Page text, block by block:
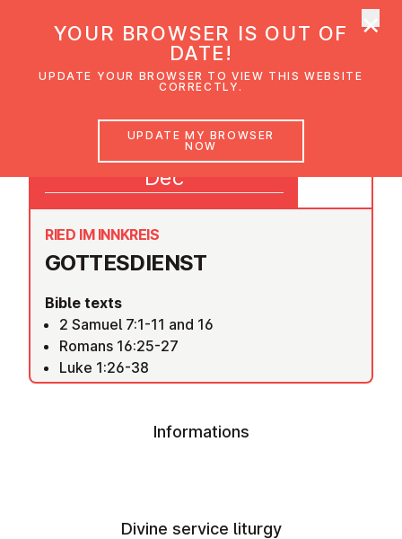
GOTTES­DI­ENST
RIED IM INNKREIS
Bible texts
2 Samuel 7:1-11 and 16
Romans 16:25-27
Luke 1:26-38
20
Dec
Informations
Divine service liturgy
YOUR BROWSER IS OUT OF
DATE!
UPDATE YOUR BROWSER TO VIEW THIS WEBSITE
CORRECTLY.
UPDATE MY BROWSER
NOW
×